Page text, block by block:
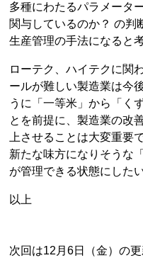
多種にわたるパラメータ
関与しているのか？ の判
生産管理の手法になると
ローテク、ハイテクに関
ールが難しい製造業は今
うに「一等米」から「く
とを前提に、製造業の改
上させることは大変重要
新たな味方になりそうな
が管理できる状態にした
以上
次回は12月6日（金）の